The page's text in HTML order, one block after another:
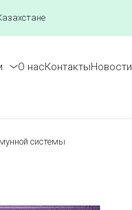
О насКонтактыНовости
системы